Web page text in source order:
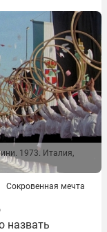
1973. Италия,
Сокровенная мечта
назвать